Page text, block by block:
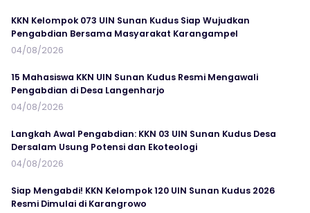
KKN Kelompok 073 UIN Sunan Kudus Siap Wujudkan
Pengabdian Bersama Masyarakat Karangampel
04/08/2026
15 Mahasiswa KKN UIN Sunan Kudus Resmi Mengawali
Pengabdian di Desa Langenharjo
04/08/2026
Langkah Awal Pengabdian: KKN 03 UIN Sunan Kudus Desa
Dersalam Usung Potensi dan Ekoteologi
04/08/2026
Siap Mengabdi! KKN Kelompok 120 UIN Sunan Kudus 2026
Resmi Dimulai di Karangrowo